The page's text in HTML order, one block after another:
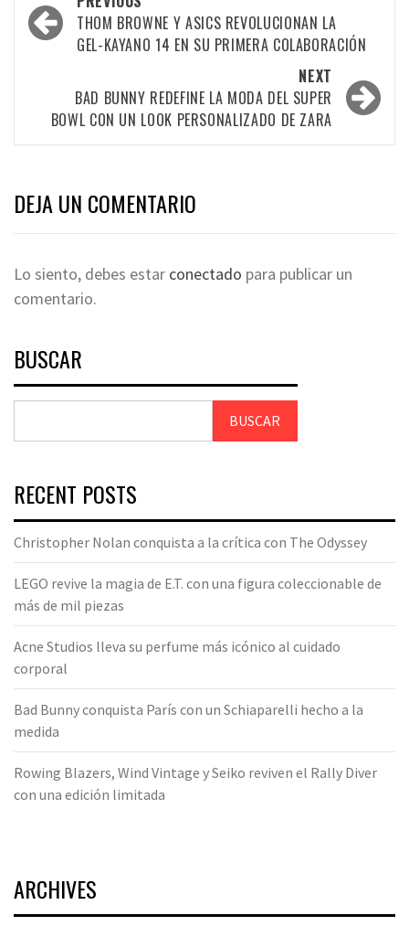
THOM BROWNE Y ASICS REVOLUCIONAN LA
GEL-KAYANO 14 EN SU PRIMERA COLABORACIÓN
NEXT
BAD BUNNY REDEFINE LA MODA DEL SUPER
BOWL CON UN LOOK PERSONALIZADO DE ZARA
DEJA UN COMENTARIO
Lo siento, debes estar conectado para publicar un
comentario.
BUSCAR
BUSCAR
RECENT POSTS
Christopher Nolan conquista a la crítica con The Odyssey
LEGO revive la magia de E.T. con una figura coleccionable de
más de mil piezas
Acne Studios lleva su perfume más icónico al cuidado
corporal
Bad Bunny conquista París con un Schiaparelli hecho a la
medida
Rowing Blazers, Wind Vintage y Seiko reviven el Rally Diver
con una edición limitada
ARCHIVES